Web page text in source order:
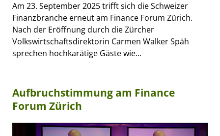
Am 23. September 2025 trifft sich die Schweizer
Finanzbranche erneut am Finance Forum Zürich.
Nach der Eröffnung durch die Zürcher
Volkswirtschaftsdirektorin Carmen Walker Späh
sprechen hochkarätige Gäste wie...
Aufbruchstimmung am Finance
Forum Zürich